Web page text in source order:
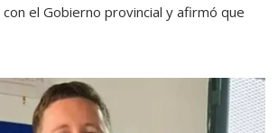
el Gobierno provincial y afirmó que